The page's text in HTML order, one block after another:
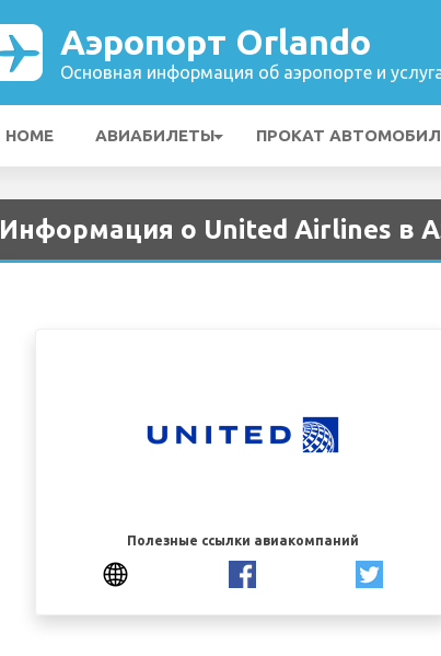
Аэропорт Orlando
Основная информация об аэропорте и
HOME АВИАБИЛЕТЫ ПРОКАТ
Информация о United Airlines в
Полезные ссылки авиакомпаний